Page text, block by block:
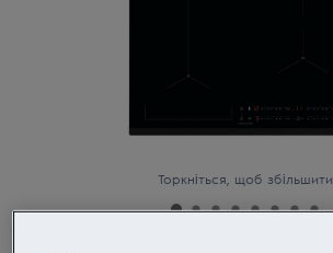
Торкніться, щоб збільшити